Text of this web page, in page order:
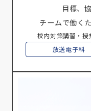
目標、
チームで働く
校内対策講習・
放送電子科